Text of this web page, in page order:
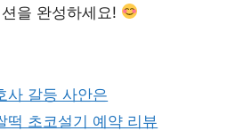
을 완성하세요!
사 갈등 사안은
떡 초코설기 예약 리뷰